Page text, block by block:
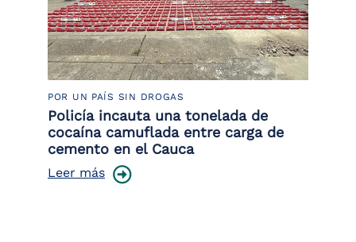
POR UN PAÍS SIN DROGAS
Policía incauta una tonelada de
cocaína camuflada entre carga de
cemento en el Cauca
Leer más